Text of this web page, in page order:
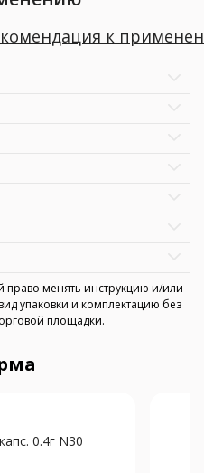
к
право менять инструкцию и/или
упаковки и комплектацию без
площадки.
0.4г N30